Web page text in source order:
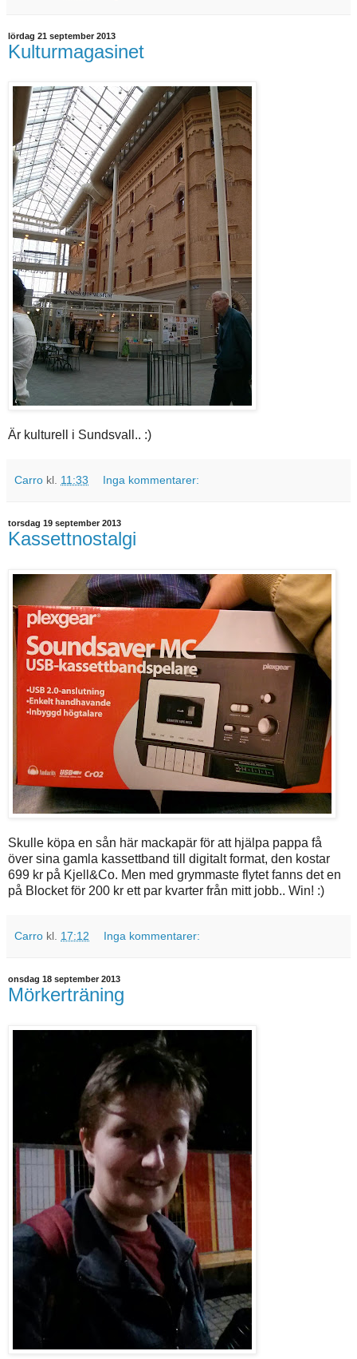
lördag 21 september 2013
Kulturmagasinet
Är kulturell i Sundsvall.. :)
Carro kl. 11:33 Inga kommentarer:
torsdag 19 september 2013
Kassettnostalgi
Skulle köpa en sån här mackapär för att hjälpa pappa få
över sina gamla kassettband till digitalt format, den kostar
699 kr på Kjell&Co. Men med grymmaste flytet fanns det en
på Blocket för 200 kr ett par kvarter från mitt jobb.. Win! :)
Carro kl. 17:12 Inga kommentarer:
onsdag 18 september 2013
Mörkerträning